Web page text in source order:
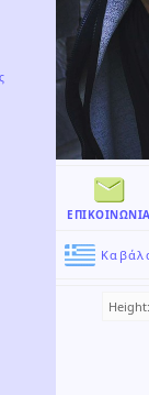
ΕΠΙΚΟΙΝΩΝΊΑ